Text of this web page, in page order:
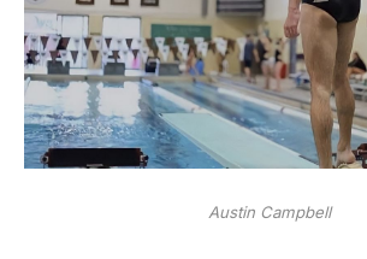
Austin Campbell